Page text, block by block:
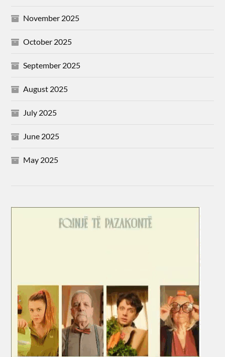
November 2025
October 2025
September 2025
August 2025
July 2025
June 2025
May 2025